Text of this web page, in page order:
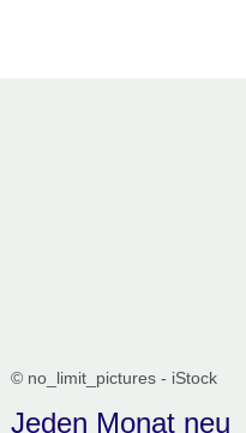
© no_limit_pictures - iStock
Jeden Monat neu